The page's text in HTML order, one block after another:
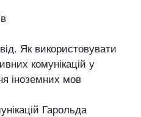
Як використовувати
комунікацій у
іноземних мов
Гарольда